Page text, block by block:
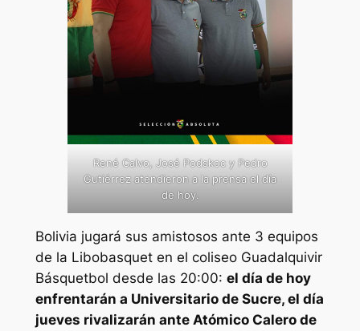
René Calvo, José Podskoc y Pedro
Gutiérrez atendieron a la prensa el día
de hoy.
Bolivia jugará sus amistosos ante 3 equipos
de la Libobasquet en el coliseo Guadalquivir
Básquetbol desde las 20:00: el día de hoy
enfrentarán a Universitario de Sucre, el día
jueves rivalizarán ante Atómico Calero de